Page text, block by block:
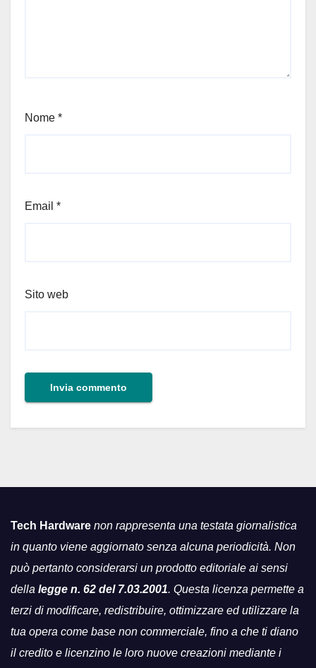
Nome *
Email *
Sito web
Tech Hardware non rappresenta una testata giornalistica
in quanto viene aggiornato senza alcuna periodicità. Non
può pertanto considerarsi un prodotto editoriale ai sensi
della legge n. 62 del 7.03.2001. Questa licenza permette a
terzi di modificare, redistribuire, ottimizzare ed utilizzare la
tua opera come base non commerciale, fino a che ti diano
il credito e licenzino le loro nuove creazioni mediante i